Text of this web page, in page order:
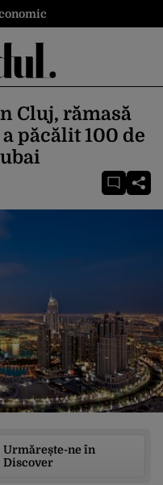
Cluj, rămasă
păcălit 100 de
Urmărește-ne în
Discover